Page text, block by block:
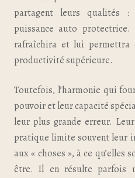
partagent leurs qualités
puissance auto
rafraîchira et lui permettra
productivité supérieure.
Toutefois, l’harmonie qui
pouvoir et leur capacité
leur plus grande erreur.
pratique limite souvent leur
aux « choses », à ce qu’elles
être. Il en résulte parfois